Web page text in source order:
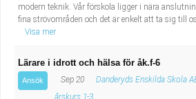
modern teknik. Vår förskola ligger i nära
fina strövområden och det är enkelt att ta sig till
Visa mer
Lärare i idrott och hälsa för åk.f-6
Ansök Sep 20 Danderyds Enskilda Skola
årskurs 1-3